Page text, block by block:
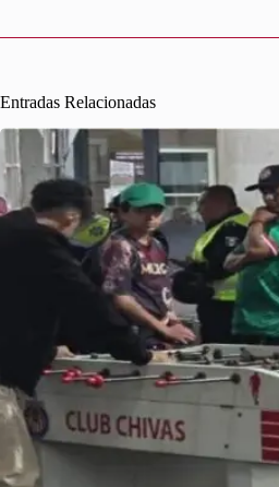
Entradas Relacionadas